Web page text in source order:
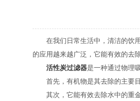
在我们日常生活中，清洁的饮用
的应用越来越广泛，它能有效的去
活性炭过滤器是一种通过物理
首先，有机物是其去除的主要目
其次，它能有效去除水中的重金